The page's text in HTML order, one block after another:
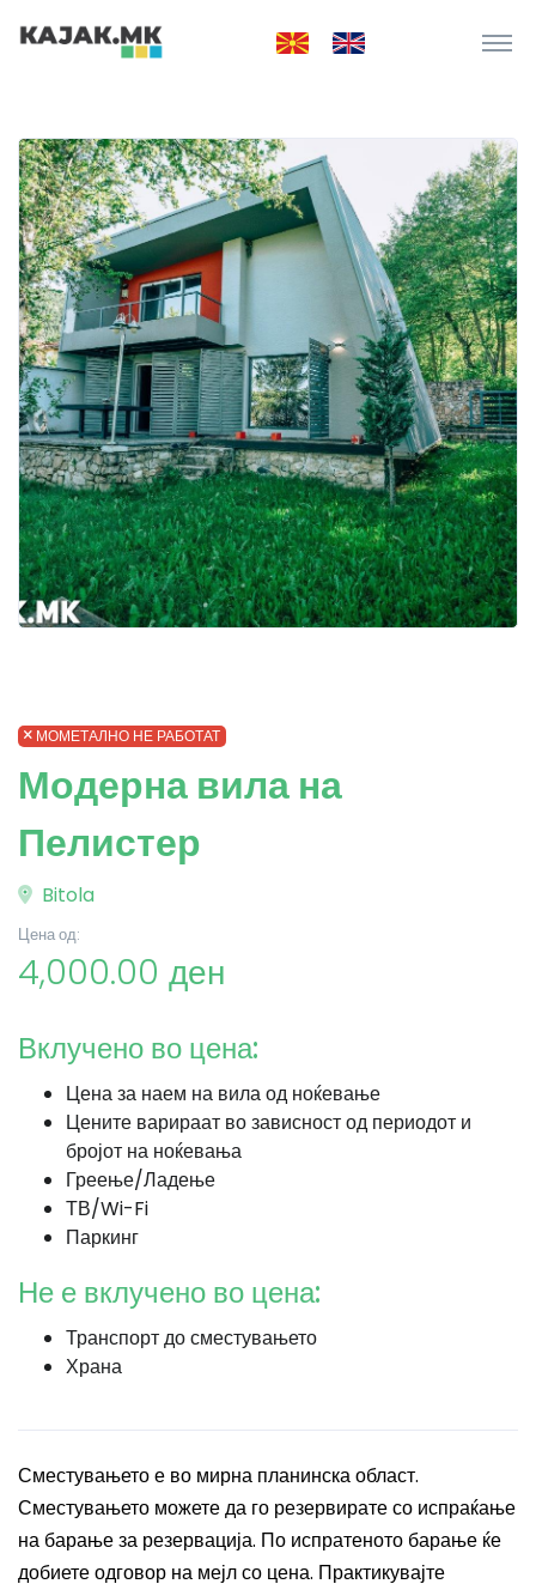
МОМЕТАЛНО НЕ РАБОТАТ
Модерна вила на
Пелистер
Bitola
Цена од:
4,000.00 ден
Вклучено во цена:
Цена за наем на вила од ноќевање
Цените варираат во зависност од периодот и
бројот на ноќевања
Греење/Ладење
ТВ/Wi-Fi
Паркинг
Не е вклучено во цена:
Транспорт до сместувањето
Храна
Сместувањето е во мирна планинска област.
Сместувањето можете да го резервирате со испраќање
на барање за резервација. По испратеното барање ќе
добиете одговор на мејл со цена. Практикувајте